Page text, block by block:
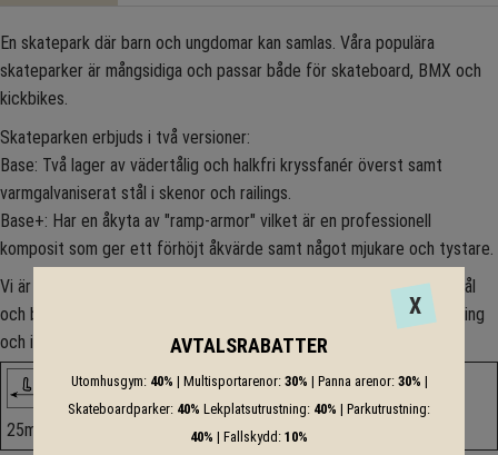
En skatepark där barn och ungdomar kan samlas. Våra populära
skateparker är mångsidiga och passar både för skateboard, BMX och
kickbikes.
Skateparken erbjuds i två versioner:
Base: Två lager av vädertålig och halkfri kryssfanér överst samt
varmgalvaniserat stål i skenor och railings.
Base+: Har en åkyta av "ramp-armor" vilket är en professionell
komposit som ger ett förhöjt åkvärde samt något mjukare och tystare.
Vi är flexibla och kan ta fram alternativ som passar just ert önskemål
och behov och vi kommer mer än gärna till Er för att utföra montering
och installation.
25m 30m
X
AVTALSRABATTER
Utomhusgym: 40% | Multisportarenor: 30% | Panna arenor: 30% |
Skateboardparker: 40% Lekplatsutrustning: 40% | Parkutrustning:
40% | Fallskydd: 10%